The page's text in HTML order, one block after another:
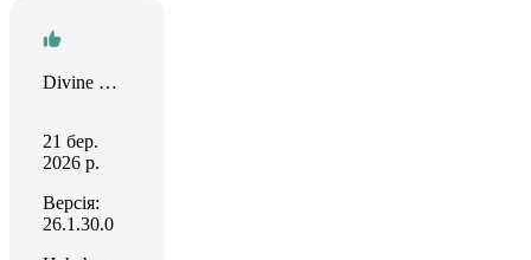
Divine Group
21 бер.
2026 р.
Версія:
26.1.30.0